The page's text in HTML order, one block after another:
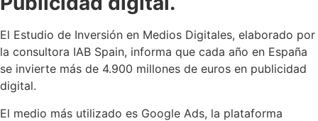
El Estudio de Inversión en Medios Digitales, elaborado por
la consultora IAB Spain, informa que cada año en España
se invierte más de 4.900 millones de euros en publicidad
digital.
El medio más utilizado es Google Ads, la plataforma